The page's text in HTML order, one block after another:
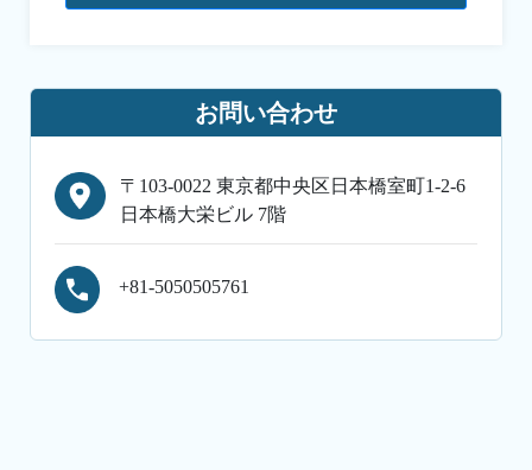
お問い合わせ
〒103-0022 東京都中央区日本橋室町1-2-6
日本橋大栄ビル 7階
+81-5050505761